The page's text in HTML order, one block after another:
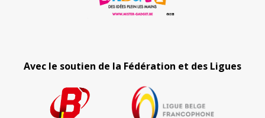
Avec le soutien de la Fédération et des Ligues